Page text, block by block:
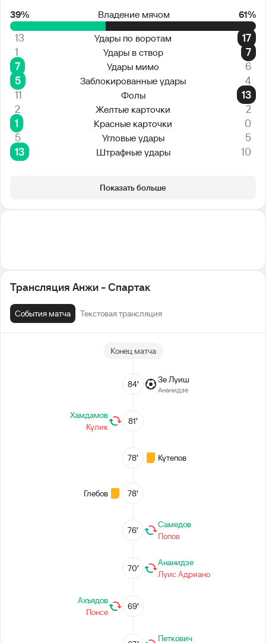
39% Владение мячом 61%
13 Удары по воротам
17
1
Удары в створ
7
7
Удары мимо
6
5
Заблокированные удары
4
11
Фолы
13
2
Желтые карточки
2
1
Красные карточки
0
5
Угловые удары
5
13
Штрафные удары 10
Показать больше
Трансляция Анжи - Спартак
События матча Текстовая трансляция
Конец матча
84’ Зе Луиш
Ананидзе
81’
Хамдамов
Кулик
78’ Кутепов
78’
Глебов
76’
Самедов
Попов
70’
Ананидзе
Луис Адриано
69’
Ахъядов
Понсе
Петкович